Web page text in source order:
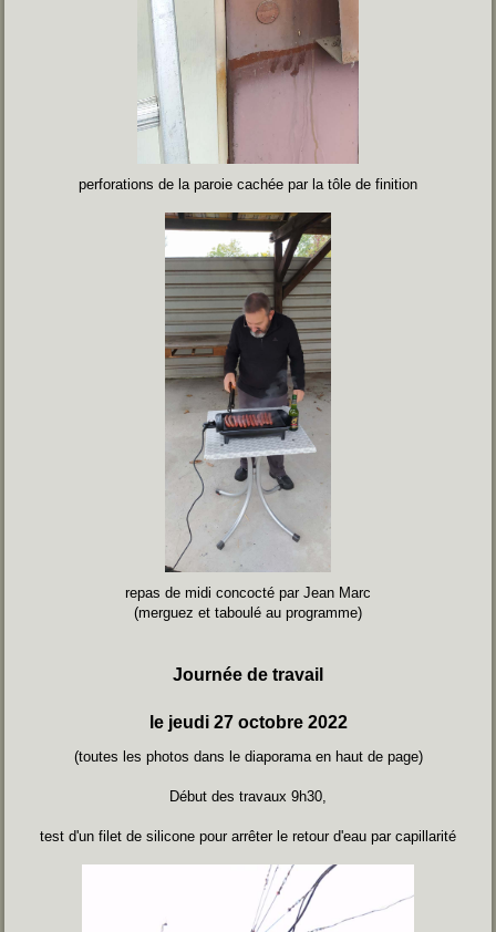
perforations de la paroie cachée par la tôle de finition
repas de midi concocté par Jean Marc
(merguez et taboulé au programme)
Journée de travail
le jeudi 27 octobre 2022
(toutes les photos dans le diaporama en haut de page)
Début des travaux 9h30,
test d'un filet de silicone pour arrêter le retour d'eau par capillarité